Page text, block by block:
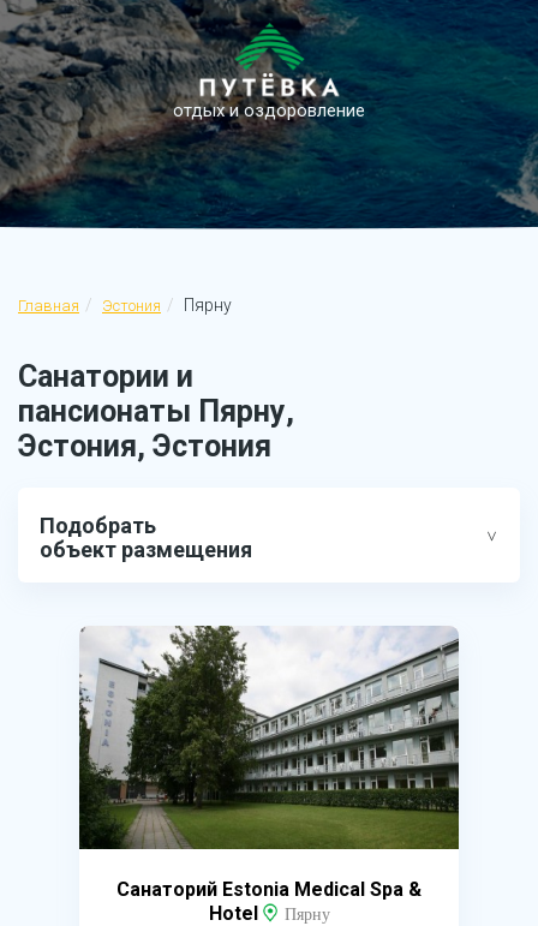
отдых и оздоровление
Главная Эстония Пярну
Санатории и
пансионаты Пярну,
Эстония, Эстония
Подобрать
объект размещения
Санаторий Estonia Medical Spa &
Hotel
Пярну